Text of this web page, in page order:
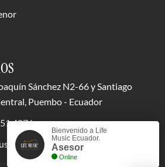
Sánchez N2-66 y Santiago
Puembo - Ecuador
4876
Bienvenido a Life
Music Ecuador.
Asesor
Online